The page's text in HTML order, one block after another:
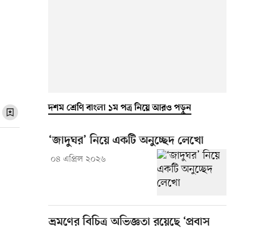
দশম শ্রেণি বাংলা ১ম পত্র নিয়ে আরও পড়ুন
‘জাদুঘর’ নিয়ে একটি অনুচ্ছেদ লেখো
০৪ এপ্রিল ২০২৬
ভ্রমণের বিচিত্র অভিজ্ঞতা রয়েছে ‘প্রবাস